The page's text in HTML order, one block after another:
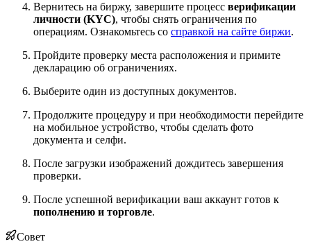
Вернитесь на биржу, завершите процесс верификации
личности (KYC), чтобы снять ограничения по
операциям. Ознакомьтесь со справкой на сайте биржи.
Пройдите проверку места расположения и примите
декларацию об ограничениях.
Выберите один из доступных документов.
Продолжите процедуру и при необходимости перейдите
на мобильное устройство, чтобы сделать фото
документа и селфи.
После загрузки изображений дождитесь завершения
проверки.
После успешной верификации ваш аккаунт готов к
пополнению и торговле.
Совет